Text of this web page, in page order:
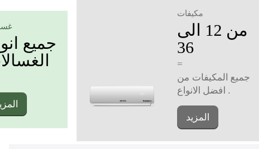
مكيفات
من 12 الى
36
=
جميع المكيفات من
افضل الانواع .
المزيد
جميع